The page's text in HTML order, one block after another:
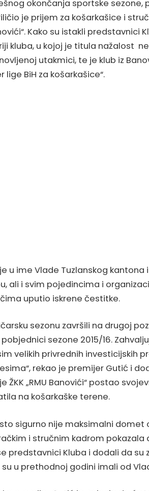
okončanja sportske sezone,
je prijem za košarkašice i
Kako su istakli predstavnici
kluba, u kojoj je titula nažalost
utakmici, te je klub iz
lige BiH za košarkašice“.
u ime Vlade Tuzlanskog
ali i svim pojedincima i
uputio iskrene čestitke.
sezonu završili na drugoj
sezone 2015/16.
velikih privrednih investicijskih
rekao je premijer Gutić i
ŽKK „RMU Banovići“ postao
na košarkaške terene.
sigurno nije maksimalni domet
i stručnim kadrom pokazala
predstavnici Kluba i dodali da
u prethodnoj godini imali od